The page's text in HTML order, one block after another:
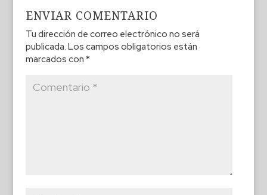
ENVIAR COMENTARIO
Tu dirección de correo electrónico no será
publicada. Los campos obligatorios están
marcados con *